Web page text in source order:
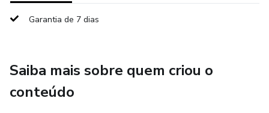
Garantia de 7 dias
Saiba mais sobre quem criou o
conteúdo